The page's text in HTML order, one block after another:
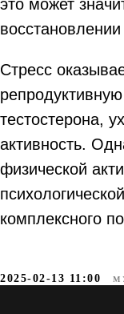
это может
Стресс
тестостерона,
активность.
физической
комплексного
2025-02-13 11:00